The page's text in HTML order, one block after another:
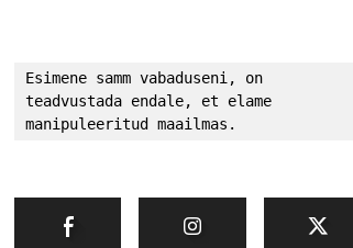
Esimene samm vabaduseni, on
teadvustada endale, et elame
manipuleeritud maailmas.